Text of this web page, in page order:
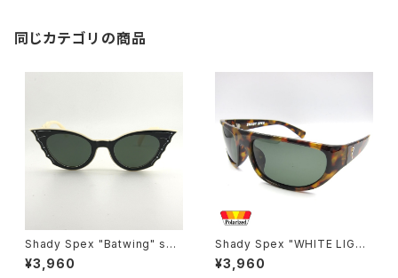
同じカテゴリの商品
Shady Spex "Batwing" sun
glasses, Cream w/Black p
aint/Polarized Dark Green l
¥3,960
Shady Spex "WHITE LIGHT
Wraparounds" sunglasses,
Tortoise w/Polarized G15 l
¥3,960